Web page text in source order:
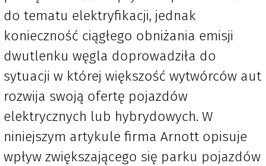
do tematu elektryfikacji, jednak
konieczność ciągłego obniżania emisji
dwutlenku węgla doprowadziła do
sytuacji w której większość wytwórców aut
rozwija swoją ofertę pojazdów
elektrycznych lub hybrydowych. W
niniejszym artykule firma Arnott opisuje
wpływ zwiększającego się parku pojazdów